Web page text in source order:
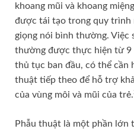
khoang mũi và khoang
được tái tạo trong quy trình
giọng nói bình thường. Việc
thường được thực hiện từ 9
thủ tục ban đầu, có thể cần
thuật tiếp theo để hỗ trợ
của vùng môi và mũi của trẻ.
Phẫu thuật là một phần lớn